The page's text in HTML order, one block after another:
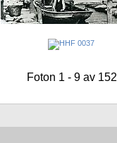
Foton 1 - 9 av 152